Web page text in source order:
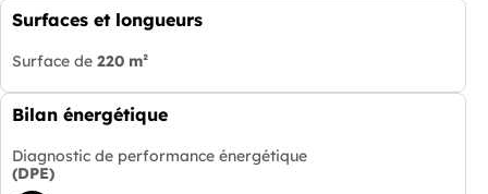
Surfaces et longueurs
Surface de 220 m²
Bilan énergétique
Diagnostic de performance énergétique
(DPE)